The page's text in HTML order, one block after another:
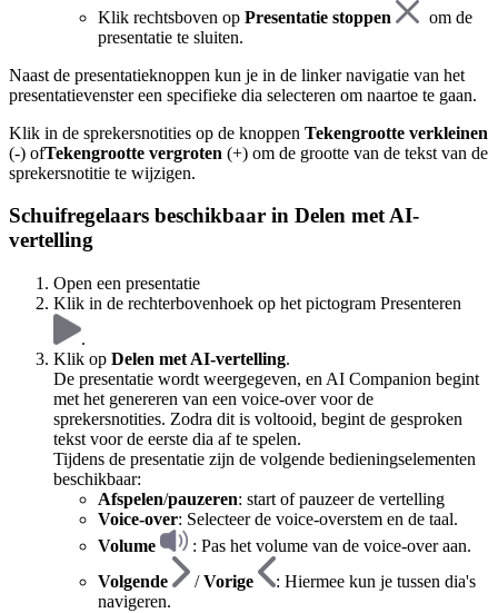
Klik rechtsboven op Presentatie stoppen
om de
presentatie te sluiten.
Naast de presentatieknoppen kun je in de linker navigatie van het
presentatievenster een specifieke dia selecteren om naartoe te gaan.
Klik in de sprekersnotities op de knoppen Tekengrootte verkleinen
(-) ofTekengrootte vergroten (+) om de grootte van de tekst van de
sprekersnotitie te wijzigen.
Schuifregelaars beschikbaar in Delen met AI-
vertelling
Open een presentatie
Klik in de rechterbovenhoek op het pictogram Presenteren
.
Klik op Delen met AI-vertelling.
De presentatie wordt weergegeven, en AI Companion begint
met het genereren van een voice-over voor de
sprekersnotities. Zodra dit is voltooid, begint de gesproken
tekst voor de eerste dia af te spelen.
Tijdens de presentatie zijn de volgende bedieningselementen
beschikbaar:
Afspelen/pauzeren: start of pauzeer de vertelling
Voice-over: Selecteer de voice-overstem en de taal.
Volume
: Pas het volume van de voice-over aan.
Volgende
/Vorige
: Hiermee kun je tussen dia's
navigeren.